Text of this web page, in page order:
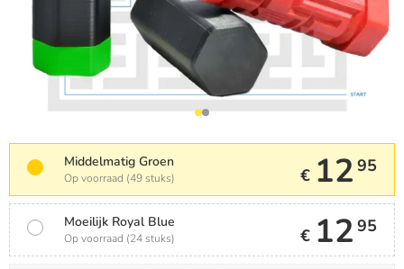
Middelmatig Groen
Op voorraad (49 stuks) € 12 95
Moeilijk Royal Blue
Op voorraad (24 stuks) € 12 95